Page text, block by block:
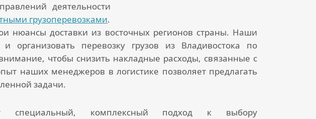
деятельности
грузоперевозками.
нюансы доставки из восточных регионов страны. Наши
организовать перевозку грузов из Владивостока по
чтобы снизить накладные расходы, связанные с
наших менеджеров в логистике позволяет предлагать
задачи.
специальный, комплексный подход к выбору